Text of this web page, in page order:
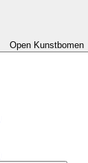
Open Kunstbomen